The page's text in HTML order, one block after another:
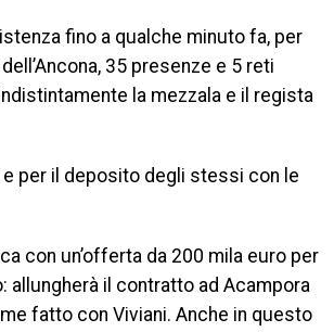
fino a qualche minuto fa, per
35 presenze e 5 reti
la mezzala e il regista
per il deposito degli stessi con le
con un’offerta da 200 mila euro per
allungherà il contratto ad Acampora
fatto con Viviani. Anche in questo